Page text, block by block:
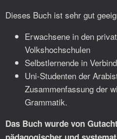
Dieses Buch ist sehr gut
Erwachsene in den
Volkshochschulen
Selbstlernende in
Uni-Studenten der
Zusammenfassung der
Grammatik.
Das Buch wurde von